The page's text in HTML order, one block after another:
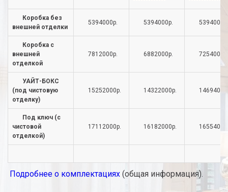
Коробка без
внешней отделки
5394000р. 5394000р. 5394000р.
Коробка с
внешней
отделкой
7812000р. 6882000р. 7254000р.
УАЙТ-БОКС
(под чистовую
отделку)
15252000р. 14322000р.
Под ключ (с
чистовой
отделкой)
17112000р. 16182000р.
Подробнее о комплектациях (общая информация).